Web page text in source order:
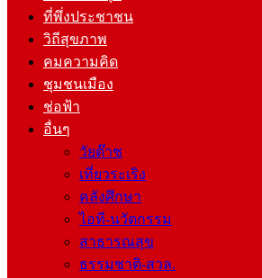
ที่พึ่งประชาชน
วิถีสุขภาพ
คมความคิด
ชุมชนเมือง
ช่อฟ้า
อื่นๆ
วัยต๊าช
เที่ยวระเริง
คลังศึกษา
ไอที-นวัตกรรม
สาธารณสุข
ธรรมชาติ-สวล.